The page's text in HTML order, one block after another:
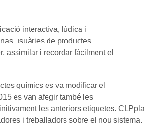
interactiva, lúdica i
usuàries de productes
assimilar i recordar fàcilment el
químics es va modificar el
es van afegir també les
les anteriors etiquetes.
i treballadors sobre el nou sistema.